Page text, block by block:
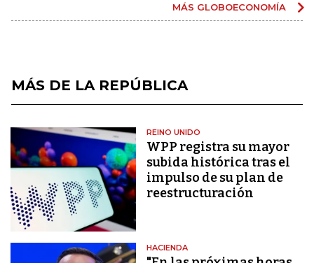
MÁS GLOBOECONOMÍA
MÁS DE LA REPÚBLICA
REINO UNIDO
WPP registra su mayor
subida histórica tras el
impulso de su plan de
reestructuración
HACIENDA